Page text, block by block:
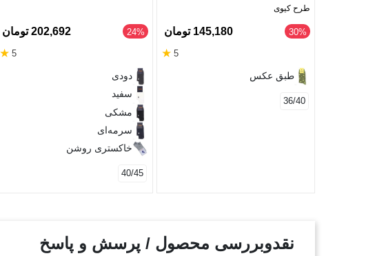
طرح کیوی
‎30% 145,180 تومان
5
★
طبق عکس
36/40
‎24% 202,692 تومان
5
★
دودی
سفید
مشکی
سرمه‌ای
خاکستری روشن
40/45
نقدوبررسی محصول / پرسش و پاسخ